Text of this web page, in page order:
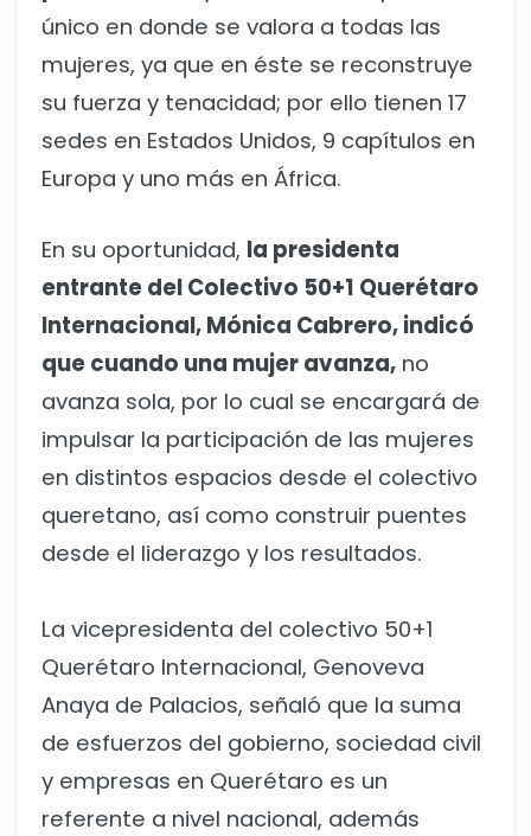
único en donde se valora a todas las
mujeres, ya que en éste se reconstruye
su fuerza y tenacidad; por ello tienen 17
sedes en Estados Unidos, 9 capítulos en
Europa y uno más en África.
En su oportunidad, la presidenta
entrante del Colectivo 50+1 Querétaro
Internacional, Mónica Cabrero, indicó
que cuando una mujer avanza, no
avanza sola, por lo cual se encargará de
impulsar la participación de las mujeres
en distintos espacios desde el colectivo
queretano, así como construir puentes
desde el liderazgo y los resultados.
La vicepresidenta del colectivo 50+1
Querétaro Internacional, Genoveva
Anaya de Palacios, señaló que la suma
de esfuerzos del gobierno, sociedad civil
y empresas en Querétaro es un
referente a nivel nacional, además